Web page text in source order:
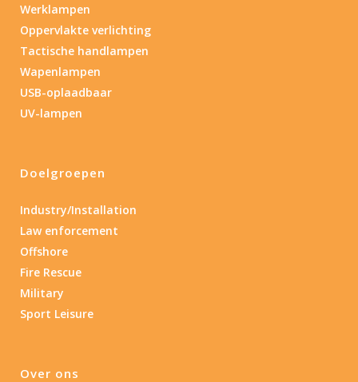
Werklampen
Oppervlakte verlichting
Tactische handlampen
Wapenlampen
USB-oplaadbaar
UV-lampen
Doelgroepen
Industry/Installation
Law enforcement
Offshore
Fire Rescue
Military
Sport Leisure
Over ons